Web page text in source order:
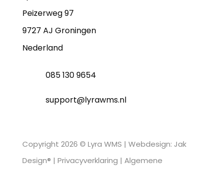
Peizerweg 97
9727 AJ Groningen
Nederland
085 130 9654
support@lyrawms.nl
Copyright 2026 © Lyra WMS | Webdesign: Jak
Design® | Privacyverklaring | Algemene